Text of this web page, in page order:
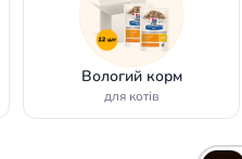
Вологий корм
для котів